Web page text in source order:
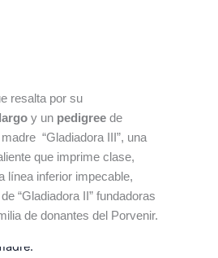
resalta por su
y un pedigree de
“Gladiadora III”, una
que imprime clase,
línea inferior impecable,
“Gladiadora II” fundadoras
de donantes del Porvenir.